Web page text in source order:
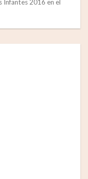
Infantes 2016 en el